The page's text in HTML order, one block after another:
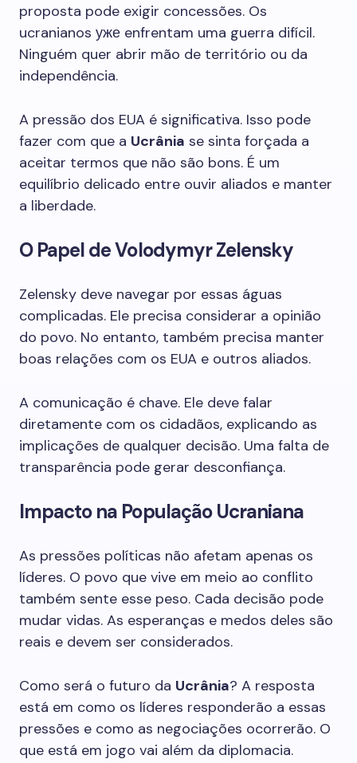
proposta pode exigir concessões. Os
ucranianos уже enfrentam uma guerra difícil.
Ninguém quer abrir mão de território ou da
independência.
A pressão dos EUA é significativa. Isso pode
fazer com que a Ucrânia se sinta forçada a
aceitar termos que não são bons. É um
equilíbrio delicado entre ouvir aliados e manter
a liberdade.
O Papel de Volodymyr Zelensky
Zelensky deve navegar por essas águas
complicadas. Ele precisa considerar a opinião
do povo. No entanto, também precisa manter
boas relações com os EUA e outros aliados.
A comunicação é chave. Ele deve falar
diretamente com os cidadãos, explicando as
implicações de qualquer decisão. Uma falta de
transparência pode gerar desconfiança.
Impacto na População Ucraniana
As pressões políticas não afetam apenas os
líderes. O povo que vive em meio ao conflito
também sente esse peso. Cada decisão pode
mudar vidas. As esperanças e medos deles são
reais e devem ser considerados.
Como será o futuro da Ucrânia? A resposta
está em como os líderes responderão a essas
pressões e como as negociações ocorrerão. O
que está em jogo vai além da diplomacia.